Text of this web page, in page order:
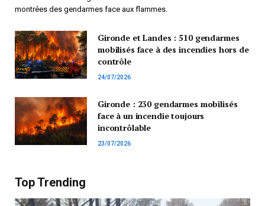
montrées des gendarmes face aux flammes.
Gironde et Landes : 510 gendarmes
mobilisés face à des incendies hors de
contrôle
24/07/2026
Gironde : 230 gendarmes mobilisés
face à un incendie toujours
incontrôlable
23/07/2026
Top Trending